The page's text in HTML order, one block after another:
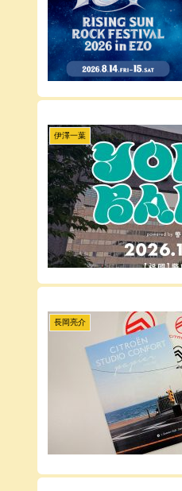
伊澤一葉
長岡亮介